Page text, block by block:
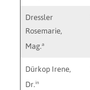
Dressler
Rosemarie,
Mag.a
Dürkop Irene,
Dr.in